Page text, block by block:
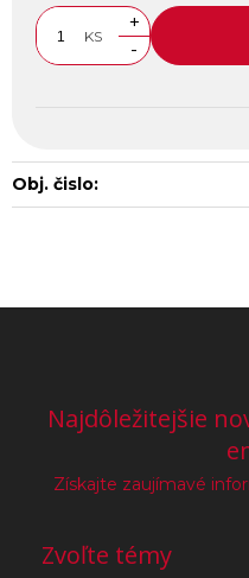
KS
+
-
Obj. čislo:
Najdôležitejšie
Získajte zaujímavé
Zvoľte témy